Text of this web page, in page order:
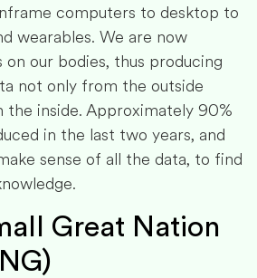
computers to desktop to
wearables. We are now
our bodies, thus producing
not only from the outside
inside. Approximately 90%
in the last two years, and
sense of all the data, to find
Great Nation